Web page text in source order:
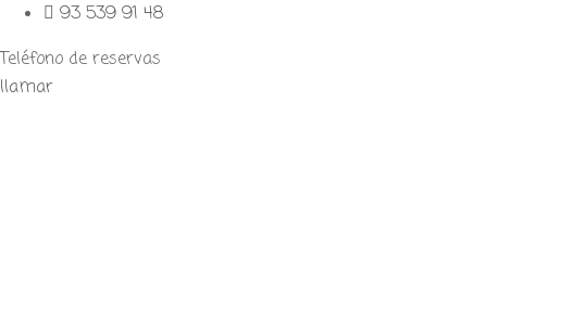
93 539 91 48
Teléfono de reservas
llamar